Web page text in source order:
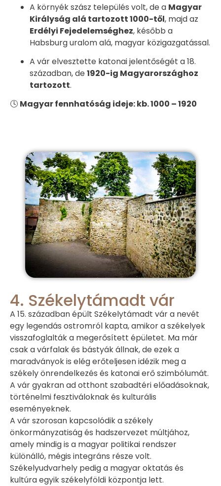
A környék szász település volt, de a Magyar
Királyság alá tartozott 1000-től, majd az
Erdélyi Fejedelemséghez, később a
Habsburg uralom alá, magyar közigazgatással.
A vár elvesztette katonai jelentőségét a 18.
században, de1920-ig Magyarországhoz
tartozott.
🕓 Magyar fennhatóság ideje: kb. 1000 – 1920
4. Székelytámadt vár
A 15. században épült Székelytámadt vár a nevét
egy legendás ostromról kapta, amikor a székelyek
visszafoglalták a megerősített épületet. Ma már
csak a várfalak és bástyák állnak, de ezek a
maradványok is elég erőteljesen idézik meg a
székely önrendelkezés és katonai erő szimbólumát.
A vár gyakran ad otthont szabadtéri előadásoknak,
történelmi fesztiváloknak és kulturális
eseményeknek.
A vár szorosan kapcsolódik a székely
önkormányzatiság és hadszervezet múltjához,
amely mindig is a magyar politikai rendszer
különálló, mégis integráns része volt.
Székelyudvarhely pedig a magyar oktatás és
kultúra egyik székelyföldi központja lett.